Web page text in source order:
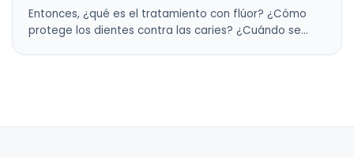
Entonces, ¿qué es el tratamiento con flúor? ¿Cómo
protege los dientes contra las caries? ¿Cuándo se…